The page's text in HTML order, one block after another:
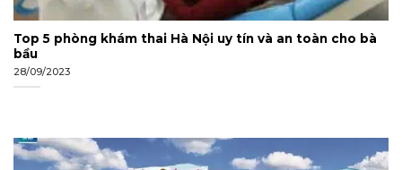
Top 5 phòng khám thai Hà Nội uy tín và an toàn cho bà
bầu
28/09/2023